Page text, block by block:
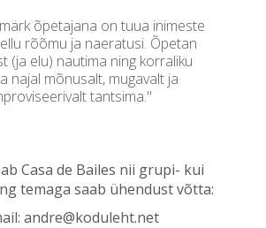
õpetajana on tuua inimeste
rõõmu ja naeratusi. Õpetan
(ja elu) nautima ning korraliku
najal mõnusalt, mugavalt ja
tantsima."
Casa de Bailes nii grupi- kui
temaga saab ühendust võtta:
andre@koduleht.net